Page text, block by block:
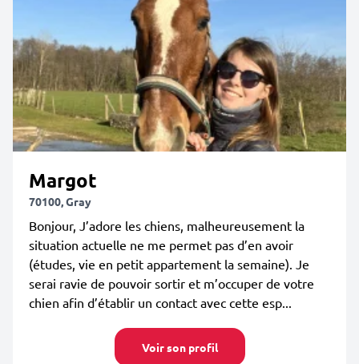
Margot
70100, Gray
Bonjour, J’adore les chiens, malheureusement la
situation actuelle ne me permet pas d’en avoir
(études, vie en petit appartement la semaine). Je
serai ravie de pouvoir sortir et m’occuper de votre
chien afin d’établir un contact avec cette esp...
Voir son profil